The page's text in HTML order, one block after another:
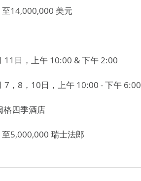
14,000,000 美元
11日，上午 10:00 & 下午 2:00
7，8，10日，上午 10:00 - 下午 6:00
格四季酒店
5,000,000 瑞士法郎